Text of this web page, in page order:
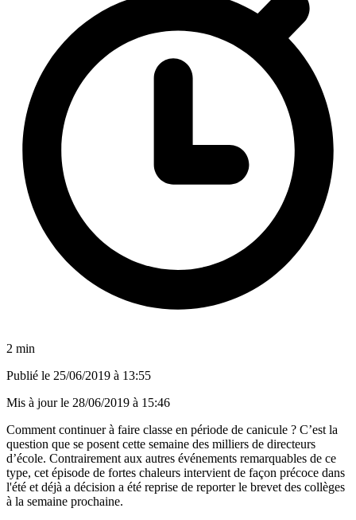
2 min
Publié le 25/06/2019 à 13:55
Mis à jour le 28/06/2019 à 15:46
Comment continuer à faire classe en période de canicule ? C’est la
question que se posent cette semaine des milliers de directeurs
d’école. Contrairement aux autres événements remarquables de ce
type, cet épisode de fortes chaleurs intervient de façon précoce dans
l'été et déjà a décision a été reprise de reporter le brevet des collèges
à la semaine prochaine.